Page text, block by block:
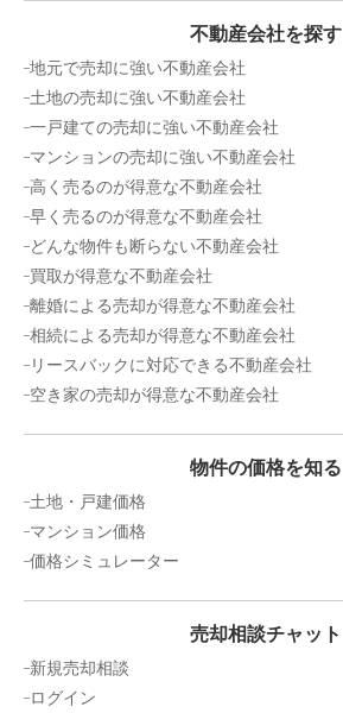
万円
千葉県印西市草深
状態: 更地 土地面積:
2,000万円
千葉県印西市草深
状態:更地 土地面積:
900
千葉県千葉市若葉区源町
状態:更地
300万円
千葉県千葉市緑区誉田町二丁目
不動産会社を探す
地元で売却に強い不動産会社
土地の売却に強い不動産会社
一戸建ての売却に強い不動産会社
マンションの売却に強い不動産会社
高く売るのが得意な不動産会社
早く売るのが得意な不動産会社
どんな物件も断らない不動産会社
買取が得意な不動産会社
離婚による売却が得意な不動産会社
相続による売却が得意な不動産会社
リースバックに対応できる不動産会社
空き家の売却が得意な不動産会社
物件の価格を知る
土地・戸建価格
マンション価格
価格シミュレーター
売却相談チャット
新規売却相談
ログイン